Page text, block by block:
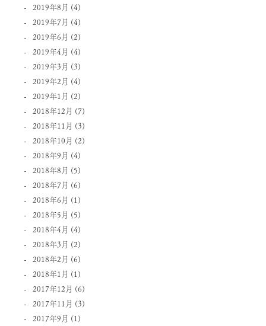
2019年8月 (4)
2019年7月 (4)
2019年6月 (2)
2019年4月 (4)
2019年3月 (3)
2019年2月 (4)
2019年1月 (2)
2018年12月 (7)
2018年11月 (3)
2018年10月 (2)
2018年9月 (4)
2018年8月 (5)
2018年7月 (6)
2018年6月 (1)
2018年5月 (5)
2018年4月 (4)
2018年3月 (2)
2018年2月 (6)
2018年1月 (1)
2017年12月 (6)
2017年11月 (3)
2017年9月 (1)